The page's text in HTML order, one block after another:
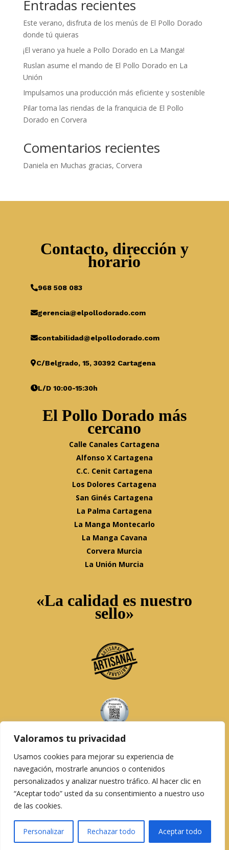
Valoramos tu privacidad
Usamos cookies para mejorar su experiencia de
navegación, mostrarle anuncios o contenidos
personalizados y analizar nuestro tráfico. Al hacer clic en
“Aceptar todo” usted da su consentimiento a nuestro uso
de las cookies.
Personalizar Rechazar todo Aceptar todo
Entradas recientes
Este verano, disfruta de los menús de El Pollo Dorado
donde tú quieras
¡El verano ya huele a Pollo Dorado en La Manga!
Ruslan asume el mando de El Pollo Dorado en La
Unión
Impulsamos una producción más eficiente y sostenible
Pilar toma las riendas de la franquicia de El Pollo
Dorado en Corvera
Comentarios recientes
Daniela en Muchas gracias, Corvera
Contacto, dirección y
horario
968 508 083
gerencia@elpollodorado.com
contabilidad@elpollodorado.com
C/Belgrado, 15, 30392 Cartagena
L/D 10:00-15:30h
El Pollo Dorado más
cercano
Calle Canales Cartagena
Alfonso X Cartagena
C.C. Cenit Cartagena
Los Dolores Cartagena
San Ginés Cartagena
La Palma Cartagena
La Manga Montecarlo
La Manga Cavana
Corvera Murcia
La Unión Murcia
«La calidad es nuestro
sello»
Copyright © 1966 – 2026 Pollo Dorado
Asadores, S.L. B-30748677
Aviso Legal |Política de cookies|Política de
privacidad
Desarrollado por Soluciones Micra